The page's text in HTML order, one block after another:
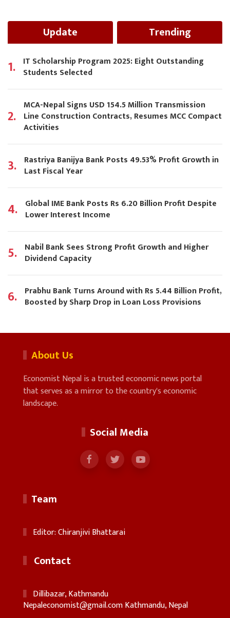
Update Trending
1. IT Scholarship Program 2025: Eight Outstanding
Students Selected
2.
MCA-Nepal Signs USD 154.5 Million Transmission
Line Construction Contracts, Resumes MCC Compact
Activities
3. Rastriya Banijya Bank Posts 49.53% Profit Growth in
Last Fiscal Year
4. Global IME Bank Posts Rs 6.20 Billion Profit Despite
Lower Interest Income
5. Nabil Bank Sees Strong Profit Growth and Higher
Dividend Capacity
6. Prabhu Bank Turns Around with Rs 5.44 Billion Profit,
Boosted by Sharp Drop in Loan Loss Provisions
About Us
Economist Nepal is a trusted economic news portal
that serves as a mirror to the country's economic
landscape.
Social Media
Team
Editor: Chiranjivi Bhattarai
Contact
Dillibazar, Kathmandu
Nepaleconomist@gmail.comKathmandu, Nepal